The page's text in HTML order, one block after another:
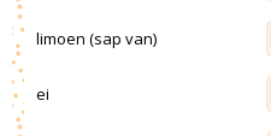
limoen (sap van)
ei